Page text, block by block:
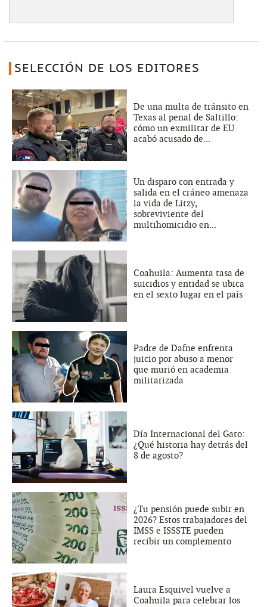
SELECCIÓN DE LOS EDITORES
De una multa de tránsito en
Texas al penal de Saltillo:
cómo un exmilitar de EU
acabó acusado de...
Un disparo con entrada y
salida en el cráneo amenaza
la vida de Litzy,
sobreviviente del
multihomicidio en...
Coahuila: Aumenta tasa de
suicidios y entidad se ubica
en el sexto lugar en el país
Padre de Dafne enfrenta
juicio por abuso a menor
que murió en academia
militarizada
Día Internacional del Gato:
¿Qué historia hay detrás del
8 de agosto?
¿Tu pensión puede subir en
2026? Estos trabajadores del
IMSS e ISSSTE pueden
recibir un complemento
Laura Esquivel vuelve a
Coahuila para celebrar los